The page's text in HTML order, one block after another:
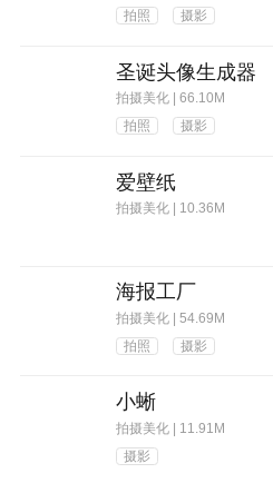
拍照
摄影
圣诞头像生成器
拍摄美化 | 66.10M
拍照
摄影
爱壁纸
拍摄美化 | 10.36M
海报工厂
拍摄美化 | 54.69M
拍照
摄影
小蜥
拍摄美化 | 11.91M
摄影